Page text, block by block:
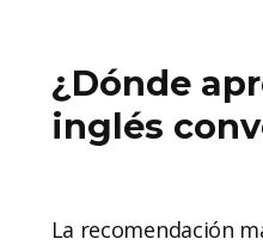
¿Dónde
inglés
La recomendación